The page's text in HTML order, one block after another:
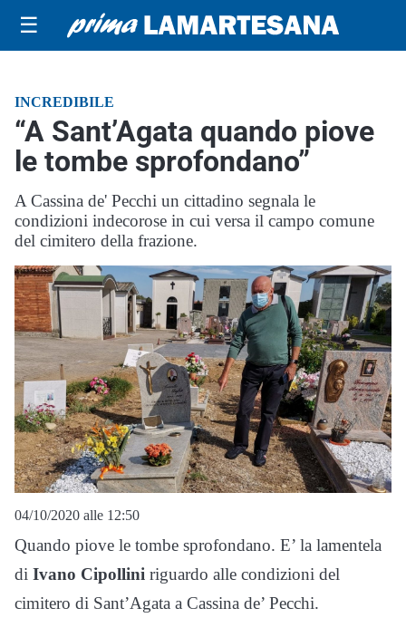
☰
INCREDIBILE
“A Sant’Agata quando piove
le tombe sprofondano”
A Cassina de' Pecchi un cittadino segnala le
condizioni indecorose in cui versa il campo comune
del cimitero della frazione.
04/10/2020 alle 12:50
Quando piove le tombe sprofondano. E’ la lamentela
di Ivano Cipollini riguardo alle condizioni del
cimitero di Sant’Agata a Cassina de’ Pecchi.